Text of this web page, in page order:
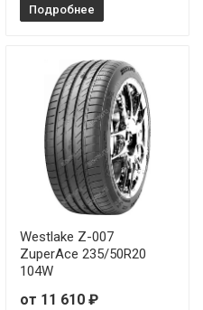
Подробнее
Westlake Z-007
ZuperAce 235/50R20
104W
от 11 610 ₽